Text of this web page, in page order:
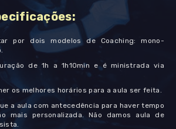
por dois modelos de Coaching: mono-
de 1h a 1h10min e é ministrada via
os melhores horários para a aula ser feita.
a aula com antecedência para haver tempo
mais personalizada. Não damos aula de